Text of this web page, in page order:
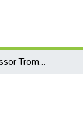
Risposta al professor Trombetti